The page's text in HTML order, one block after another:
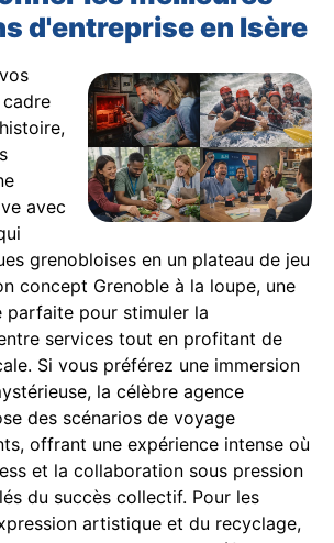
d'entreprise en Isère
avec
grenobloises en un plateau de jeu
concept Grenoble à la loupe, une
parfaite pour stimuler la
services tout en profitant de
Si vous préférez une immersion
la célèbre agence
des scénarios de voyage
offrant une expérience intense où
et la collaboration sous pression
du succès collectif. Pour les
artistique et du recyclage,